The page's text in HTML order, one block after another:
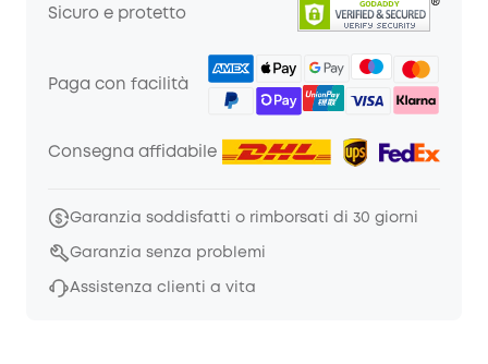
Sicuro e protetto
Paga con facilità
Consegna affidabile
Garanzia soddisfatti o rimborsati di 30 giorni
Garanzia senza problemi
Assistenza clienti a vita